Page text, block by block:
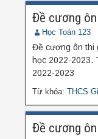
Đề cương ôn
Học Toán 123
Đề cương ôn thi
học 2022-2023.
2022-2023
Từ khóa: THCS
Đề cương ôn